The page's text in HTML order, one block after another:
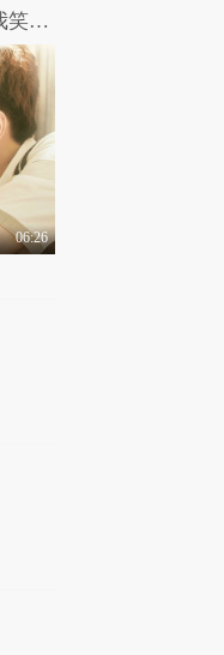
哎呀我去：这部尴尬做作的青春电影让我笑出了腹肌
06:26